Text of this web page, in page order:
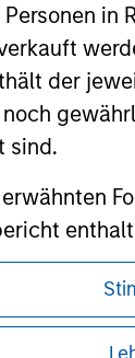
in
der
sind.
Careers
da in